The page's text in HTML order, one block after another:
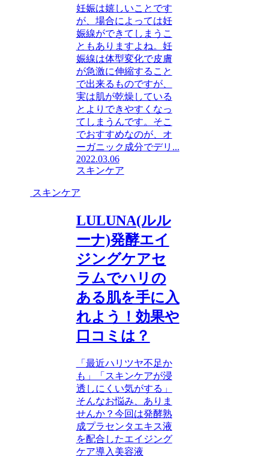
妊娠は嬉しいことです
が、場合によっては妊
娠線ができてしまうこ
ともありますよね。妊
娠線は体型変化で皮膚
が急激に伸縮すること
で出来るものですが、
実は肌が乾燥している
とよりできやすくなっ
てしまうんです。そこ
でおすすめなのが、オ
ーガニック成分でデリ...
2022.03.06
スキンケア
スキンケア
LULUNA(ルル
ーナ)発酵エイ
ジングケアセ
ラムでハリの
ある肌を手に入
れよう！効果や
口コミは？
「最近ハリツヤ不足か
も」「スキンケアが浸
透しにくい気がする」
そんなお悩み、ありま
せんか？今回は発酵熟
成プラセンタエキス液
を配合したエイジング
ケア導入美容液